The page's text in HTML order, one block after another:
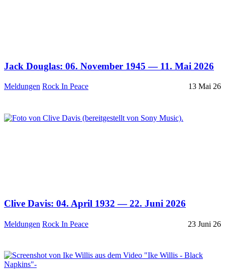
Jack Douglas: 06. November 1945 — 11. Mai 2026
Meldungen Rock In Peace 13 Mai 26
Clive Davis: 04. April 1932 — 22. Juni 2026
Meldungen Rock In Peace 23 Juni 26